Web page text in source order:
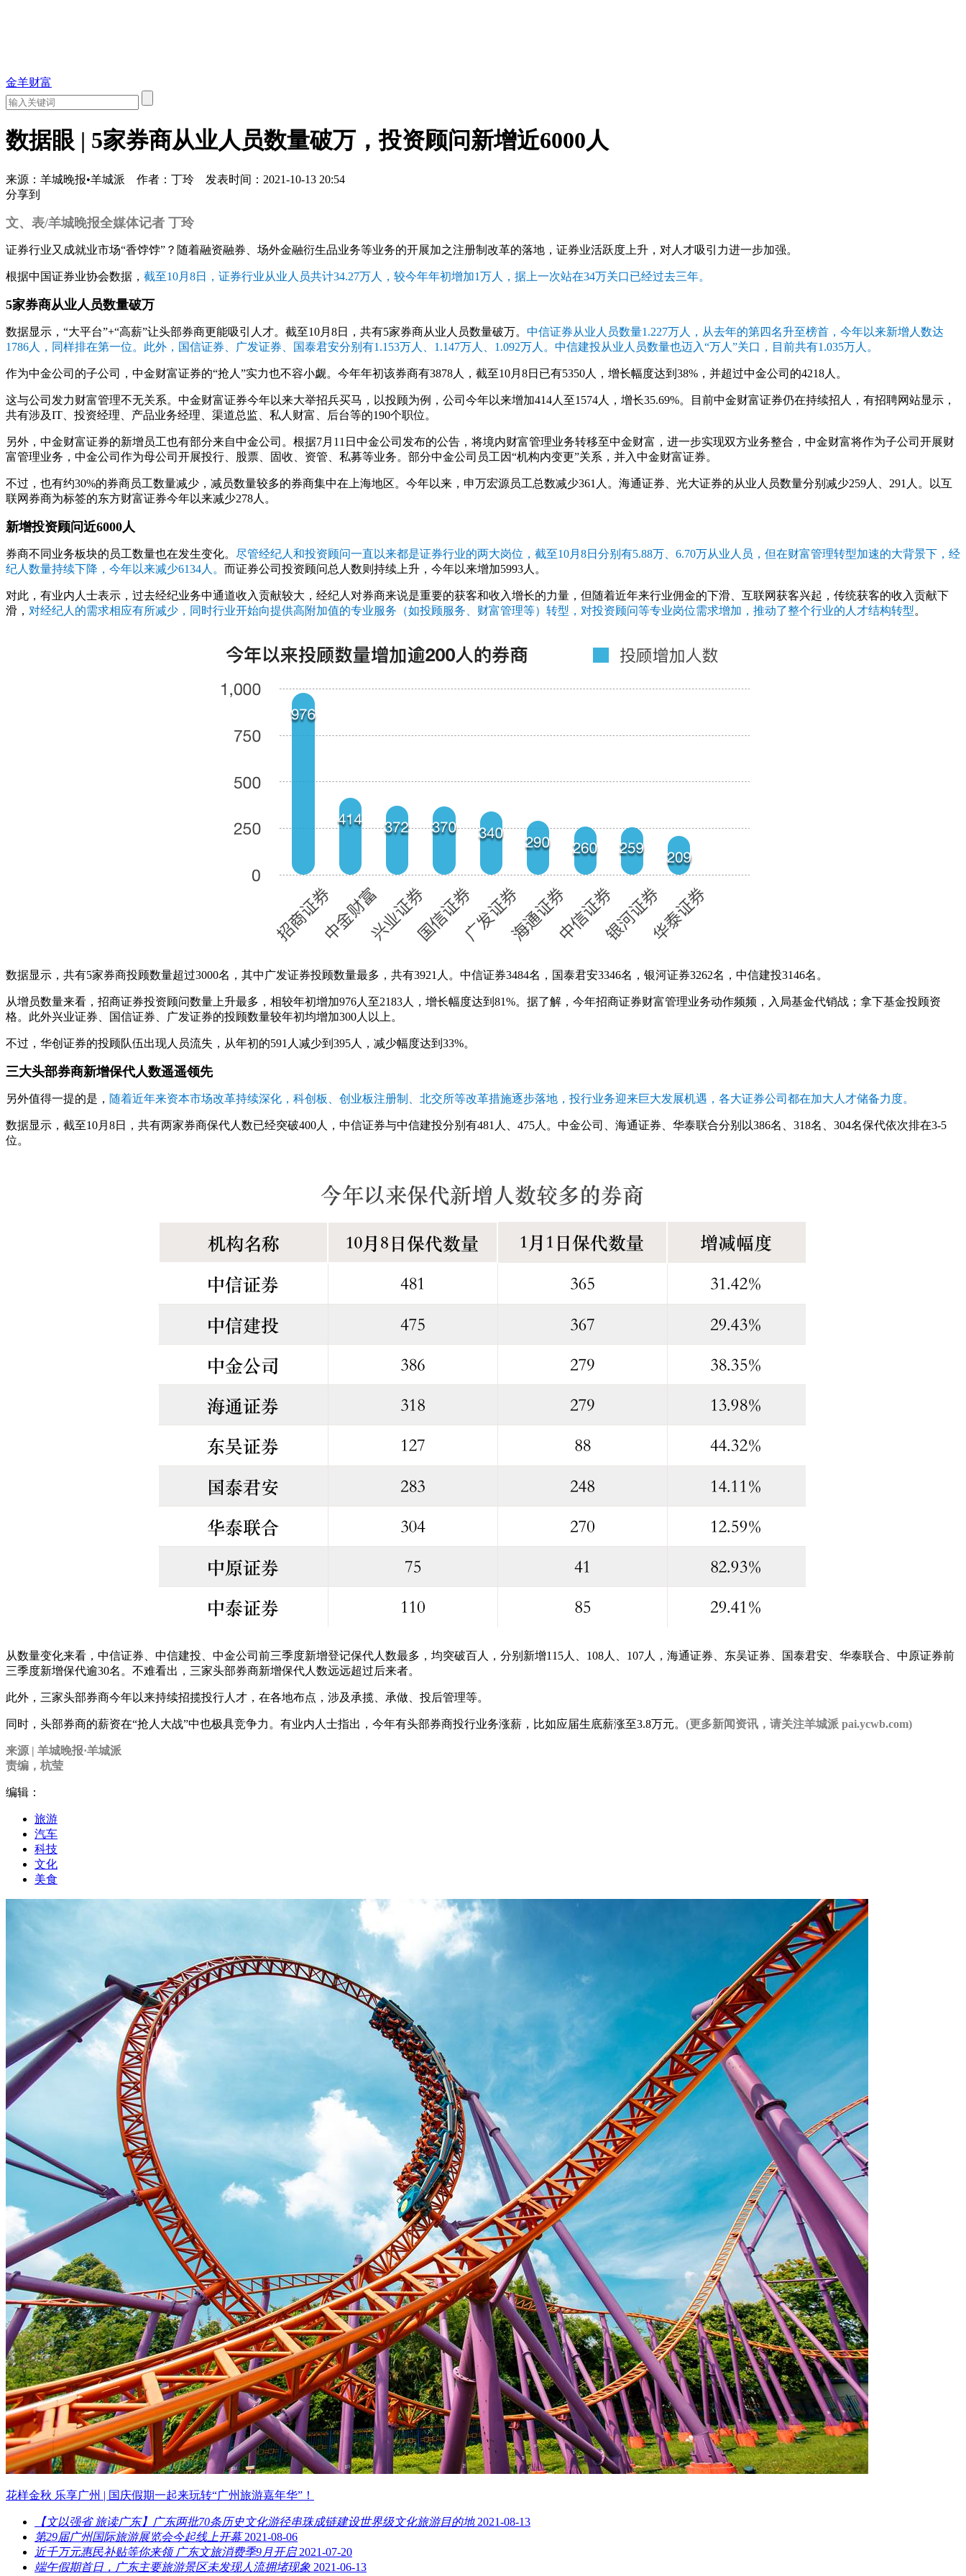
金羊财富
数据眼 | 5家券商从业人员数量破万，投资顾问新增近6000人
来源：羊城晚报•羊城派 作者：丁玲
发表时间：2021-10-13 20:54
分享到
文、表/羊城晚报全媒体记者 丁玲
证券行业又成就业市场“香饽饽”？随着融资融券、场外金融衍生品业务等业务的开展加之注册制改革的落地，证券业活跃度上升，对人才吸引力进一步加强。
根据中国证券业协会数据， 截至10月8日，证券行业从业人员共计34.27万人，较今年年初增加1万人，据上一次站在34万关口已经过去三年。
5家券商从业人员数量破万
数据显示，“大平台”+“高薪”让头部券商更能吸引人才。截至10月8日，共有5家券商从业人员数量破万。 中信证券从业人员数量1.227万人，从去年的第四名升至榜首，今年以来新增人数达
1786人，同样排在第一位。此外，国信证券、广发证券、国泰君安分别有1.153万人、1.147万人、1.092万人。中信建投从业人员数量也迈入“万人”关口，目前共有1.035万人。
作为中金公司的子公司，中金财富证券的“抢人”实力也不容小觑。今年年初该券商有3878人，截至10月8日已有5350人，增长幅度达到38%，并超过中金公司的4218人。
这与公司发力财富管理不无关系。中金财富证券今年以来大举招兵买马，以投顾为例，公司今年以来增加414人至1574人，增长35.69%。目前中金财富证券仍在持续招人，有招聘网站显示，
共有涉及IT、投资经理、产品业务经理、渠道总监、私人财富、后台等的190个职位。
另外，中金财富证券的新增员工也有部分来自中金公司。根据7月11日中金公司发布的公告，将境内财富管理业务转移至中金财富，进一步实现双方业务整合，中金财富将作为子公司开展财
富管理业务，中金公司作为母公司开展投行、股票、固收、资管、私募等业务。部分中金公司员工因“机构内变更”关系，并入中金财富证券。
不过，也有约30%的券商员工数量减少，减员数量较多的券商集中在上海地区。今年以来，申万宏源员工总数减少361人。海通证券、光大证券的从业人员数量分别减少259人、291人。以互
联网券商为标签的东方财富证券今年以来减少278人。
新增投资顾问近6000人
券商不同业务板块的员工数量也在发生变化。 尽管经纪人和投资顾问一直以来都是证券行业的两大岗位，截至10月8日分别有5.88万、6.70万从业人员，但在财富管理转型加速的大背景下，经
纪人数量持续下降，今年以来减少6134人。 而证券公司投资顾问总人数则持续上升，今年以来增加5993人。
对此，有业内人士表示，过去经纪业务中通道收入贡献较大，经纪人对券商来说是重要的获客和收入增长的力量，但随着近年来行业佣金的下滑、互联网获客兴起，传统获客的收入贡献下
滑， 对经纪人的需求相应有所减少，同时行业开始向提供高附加值的专业服务（如投顾服务、财富管理等）转型，对投资顾问等专业岗位需求增加，推动了整个行业的人才结构转型。
数据显示，共有5家券商投顾数量超过3000名，其中广发证券投顾数量最多，共有3921人。中信证券3484名，国泰君安3346名，银河证券3262名，中信建投3146名。
从增员数量来看，招商证券投资顾问数量上升最多，相较年初增加976人至2183人，增长幅度达到81%。据了解，今年招商证券财富管理业务动作频频，入局基金代销战；拿下基金投顾资
格。此外兴业证券、国信证券、广发证券的投顾数量较年初均增加300人以上。
不过，华创证券的投顾队伍出现人员流失，从年初的591人减少到395人，减少幅度达到33%。
三大头部券商新增保代人数遥遥领先
另外值得一提的是， 随着近年来资本市场改革持续深化，科创板、创业板注册制、北交所等改革措施逐步落地，投行业务迎来巨大发展机遇，各大证券公司都在加大人才储备力度。
数据显示，截至10月8日，共有两家券商保代人数已经突破400人，中信证券与中信建投分别有481人、475人。中金公司、海通证券、华泰联合分别以386名、318名、304名保代依次排在3-5
位。
从数量变化来看，中信证券、中信建投、中金公司前三季度新增登记保代人数最多，均突破百人，分别新增115人、108人、107人，海通证券、东吴证券、国泰君安、华泰联合、中原证券前
三季度新增保代逾30名。不难看出，三家头部券商新增保代人数远远超过后来者。
此外，三家头部券商今年以来持续招揽投行人才，在各地布点，涉及承揽、承做、投后管理等。
同时，头部券商的薪资在“抢人大战”中也极具竞争力。有业内人士指出，今年有头部券商投行业务涨薪，比如应届生底薪涨至3.8万元。 (更多新闻资讯，请关注羊城派 pai.ycwb.com)
来源 | 羊城晚报·羊城派
责编，杭莹
编辑：
旅游
汽车
科技
文化
美食
花样金秋 乐享广州 | 国庆假期一起来玩转“广州旅游嘉年华”！
【文以强省 旅读广东】广东两批70条历史文化游径串珠成链建设世界级文化旅游目的地 2021-08-13
第29届广州国际旅游展览会今起线上开幕 2021-08-06
近千万元惠民补贴等你来领 广东文旅消费季9月开启 2021-07-20
端午假期首日，广东主要旅游景区未发现人流拥堵现象 2021-06-13